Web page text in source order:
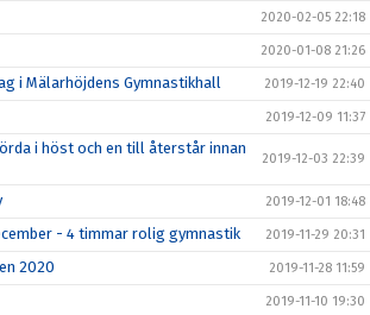
2020-02-05 22:18
2020-01-08 21:26
i Mälarhöjdens Gymnastikhall 2019-12-19 22:40
2019-12-09 11:37
i höst och en till återstår innan
2019-12-03 22:39
2019-12-01 18:48
- 4 timmar rolig gymnastik 2019-11-29 20:31
2020 2019-11-28 11:59
2019-11-10 19:30